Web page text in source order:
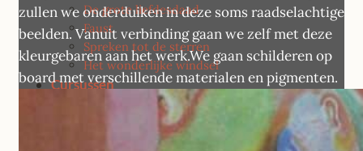
De grote liefdesdaad
Faust
Spreken tot de sterren
Het wonderlijke windsel
Cursussen
Zonneboom – Leiden
zullen we onderduiken in deze soms raadselachtige
beelden. Vanuit verbinding gaan we zelf met deze
kleurgebaren aan het werk.We gaan schilderen op
board met verschillende materialen en pigmenten.